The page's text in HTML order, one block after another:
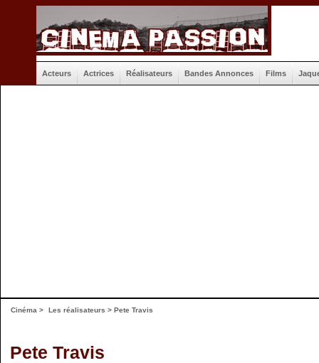
Acteurs Actrices Réalisateurs Bandes Annonces Films
Cinéma > Les réalisateurs > Pete Travis
Pete Travis